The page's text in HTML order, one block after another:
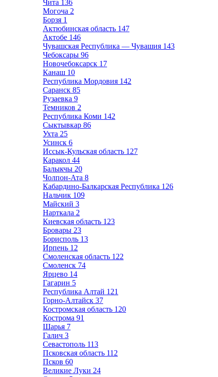
Чита 136
Могоча 2
Борзя 1
Актюбинская область 147
Актобе 146
Чувашская Республика — Чувашия 143
Чебоксары 96
Новочебоксарск 17
Канаш 10
Республика Мордовия 142
Саранск 85
Рузаевка 9
Темников 2
Республика Коми 142
Сыктывкар 86
Ухта 25
Усинск 6
Иссык-Кульская область 127
Каракол 44
Балыкчы 20
Чолпон-Ата 8
Кабардино-Балкарская Республика 126
Нальчик 109
Майский 3
Нарткала 2
Киевская область 123
Бровары 23
Борисполь 13
Ирпень 12
Смоленская область 122
Смоленск 74
Ярцево 14
Гагарин 5
Республика Алтай 121
Горно-Алтайск 37
Костромская область 120
Кострома 91
Шарья 7
Галич 3
Севастополь 113
Псковская область 112
Псков 60
Великие Луки 24